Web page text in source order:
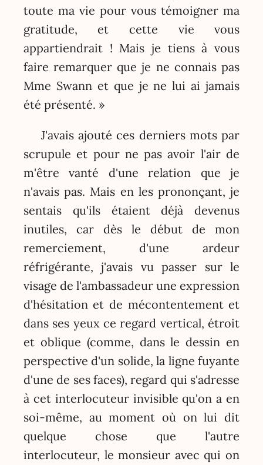
toute ma vie pour vous témoigner ma
gratitude, et cette vie vous
appartiendrait ! Mais je tiens à vous
faire remarquer que je ne connais pas
Mme Swann et que je ne lui ai jamais
été présenté. »
J'avais ajouté ces derniers mots par
scrupule et pour ne pas avoir l'air de
m'être vanté d'une relation que je
n'avais pas. Mais en les prononçant, je
sentais qu'ils étaient déjà devenus
inutiles, car dès le début de mon
remerciement, d'une ardeur
réfrigérante, j'avais vu passer sur le
visage de l'ambassadeur une expression
d'hésitation et de mécontentement et
dans ses yeux ce regard vertical, étroit
et oblique (comme, dans le dessin en
perspective d'un solide, la ligne fuyante
d'une de ses faces), regard qui s'adresse
à cet interlocuteur invisible qu'on a en
soi-même, au moment où on lui dit
quelque chose que l'autre
interlocuteur, le monsieur avec qui on